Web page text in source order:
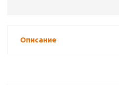
Описание